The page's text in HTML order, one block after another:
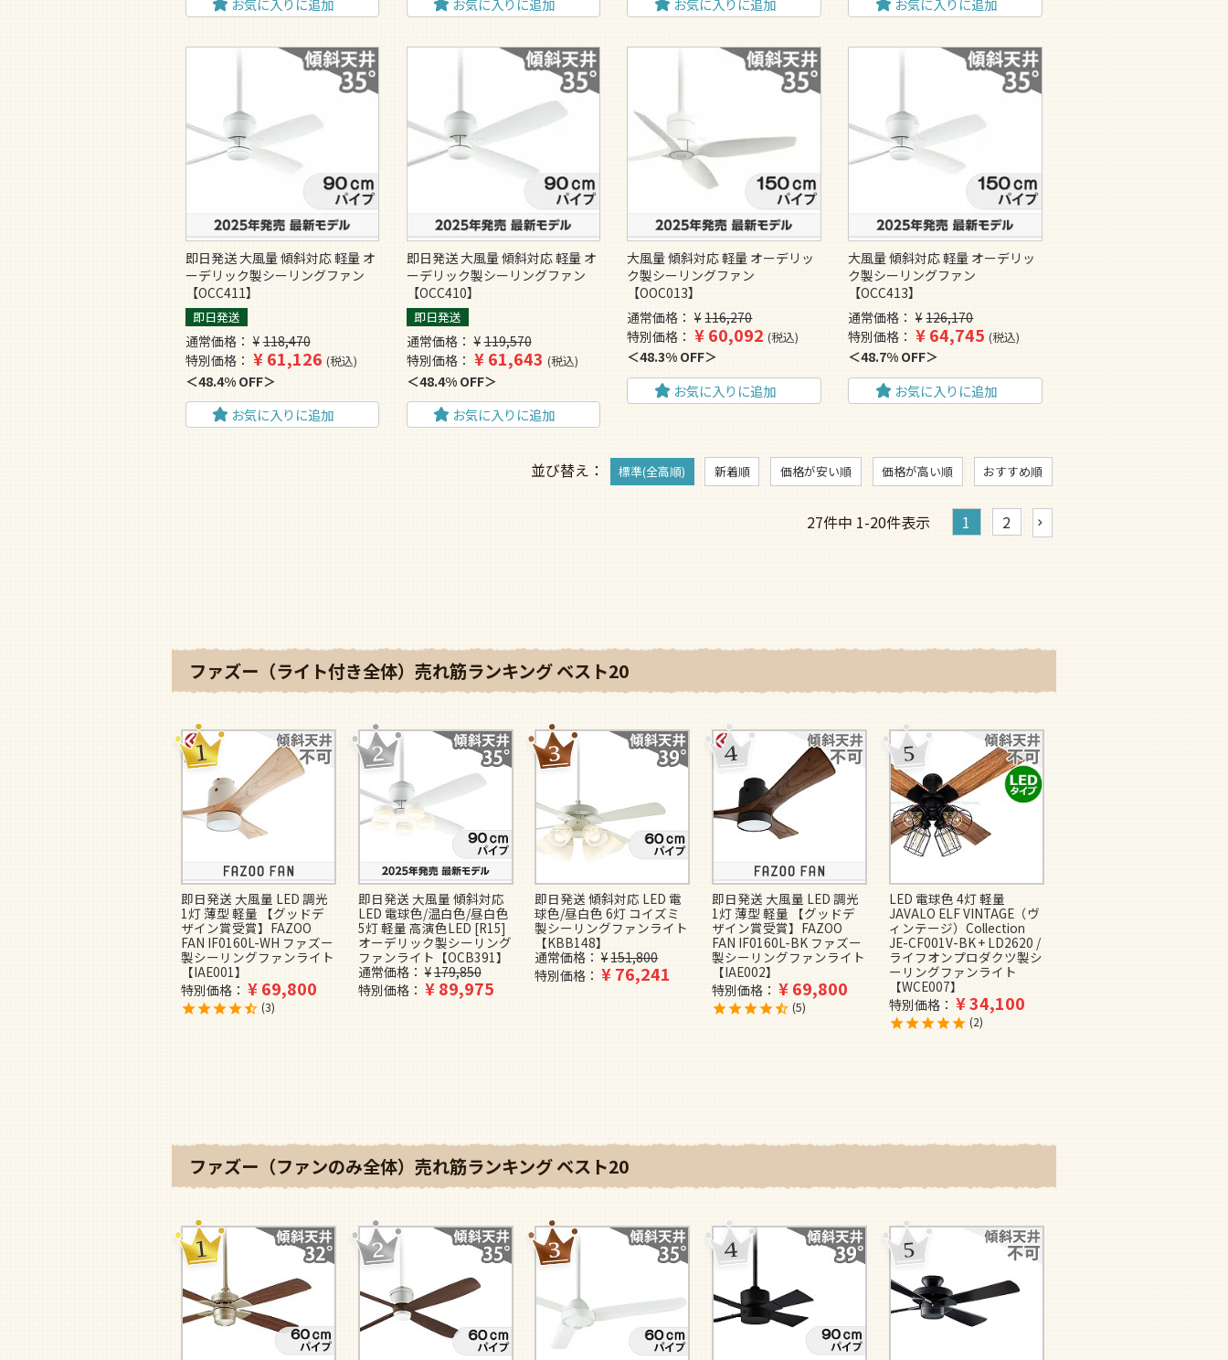
お気に入りに追加 お気に入りに追加 お気に入りに追加 お気に入りに追加
即日発送 大風量 傾斜対応 軽量 オ
ーデリック製シーリングファン
【OCC411】
即日発送
通常価格 ¥ 118,470
特別価格
¥ 61,126 税込
48.4% OFF
お気に入りに追加
即日発送 大風量 傾斜対応 軽量 オ
ーデリック製シーリングファン
【OCC410】
即日発送
通常価格 ¥ 119,570
特別価格
¥ 61,643 税込
48.4% OFF
お気に入りに追加
大風量 傾斜対応 軽量 オーデリッ
ク製シーリングファン
【OOC013】
通常価格
¥ 116,270
特別価格
¥60,092 税込
48.3% OFF
お気に入りに追加
大風量 傾斜対応 軽量 オーデリッ
ク製シーリングファン
【OCC413】
通常価格
¥ 126,170
特別価格
¥64,745 税込
48.7% OFF
お気に入りに追加
並び替え 標準(全高順) 新着順 価格が安い順 価格が高い順 おすすめ順
27件中 1-20件表示 1 2
ファズー（ライト付き全体）売れ筋ランキング ベスト20
即日発送 大風量 LED 調光
1灯 薄型 軽量 【グッドデ
ザイン賞受賞】FAZOO
FAN IF0160L-WH ファズー
製シーリングファンライト
【IAE001】
特別価格
¥69,800
3
即日発送 大風量 傾斜対応
LED 電球色/温白色/昼白色
5灯 軽量 高演色LED [R15]
オーデリック製シーリング
ファンライト【OCB391】
通常価格
¥179,850
特別価格
¥ 89,975
即日発送 傾斜対応 LED 電
球色/昼白色 6灯 コイズミ
製シーリングファンライト
【KBB148】
通常価格
¥151,800
特別価格
¥76,241
即日発送 大風量 LED 調光
1灯 薄型 軽量 【グッドデ
ザイン賞受賞】FAZOO
FAN IF0160L-BK ファズー
製シーリングファンライト
【IAE002】
特別価格
¥69,800
5
LED 電球色 4灯 軽量
JAVALO ELF VINTAGE（ヴ
ィンテージ）Collection
JE-CF001V-BK + LD2620 /
ライフオンプロダクツ製シ
ーリングファンライト
【WCE007】
特別価格
¥34,100
2
ファズー（ファンのみ全体）売れ筋ランキング ベスト20